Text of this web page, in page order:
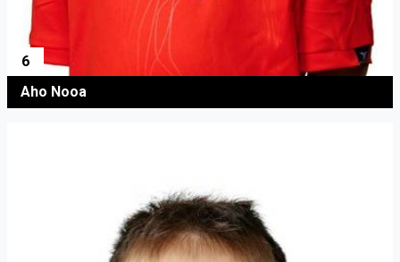
6
Aho Nooa